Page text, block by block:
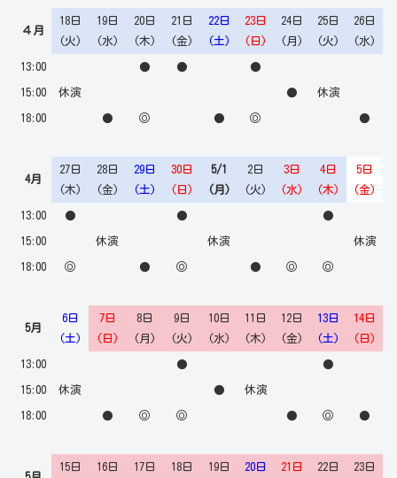
４月
18日
(火)
19日
(水)
20日
(木)
21日
(金)
22日
(土)
23日
(日)
24日
(月)
25日
(火)
26日
(水)
13:00
休演
● ● ●
休演
15:00 ●
18:00 ● ◎ ● ◎ ●
4月
27日
(木)
28日
(金)
29日
(土)
30日
(日)
5/1
(月)
2日
(火)
3日
(水)
4日
(木)
5日
(金)
13:00 ●
休演
●
休演
●
休演
15:00
18:00 ◎ ● ◎ ● ◎ ◎
5月
6日
(土)
7日
(日)
8日
(月)
9日
(火)
10日
(水)
11日
(木)
12日
(金)
13日
(土)
14日
(日)
13:00
休演
●
休演
●
15:00 ●
18:00 ● ◎ ◎ ● ◎ ●
15日
16日
17日
18日
19日
20日
21日
22日
23日